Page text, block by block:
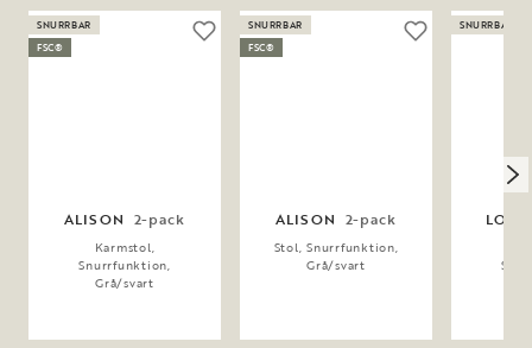
ALISON 2-pack
Karmstol,
Snurrfunktion,
Grå/svart
SNURRBAR
FSC®
ALISON 2-pack
Stol, Snurrfunktion,
Grå/svart
SNURRBAR
FSC®
SNURRBAR